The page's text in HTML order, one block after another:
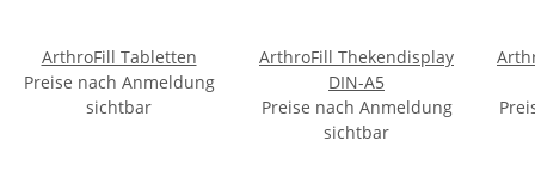
ArthroFill Tabletten
Preise nach Anmeldung
sichtbar
ArthroFill Thekendisplay
DIN-A5
Preise nach Anmeldung
sichtbar